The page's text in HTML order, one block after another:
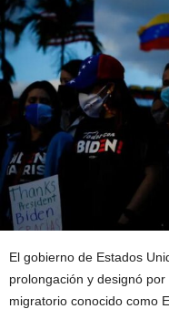
El gobierno de Estados
prolongación y designó
migratorio conocido como